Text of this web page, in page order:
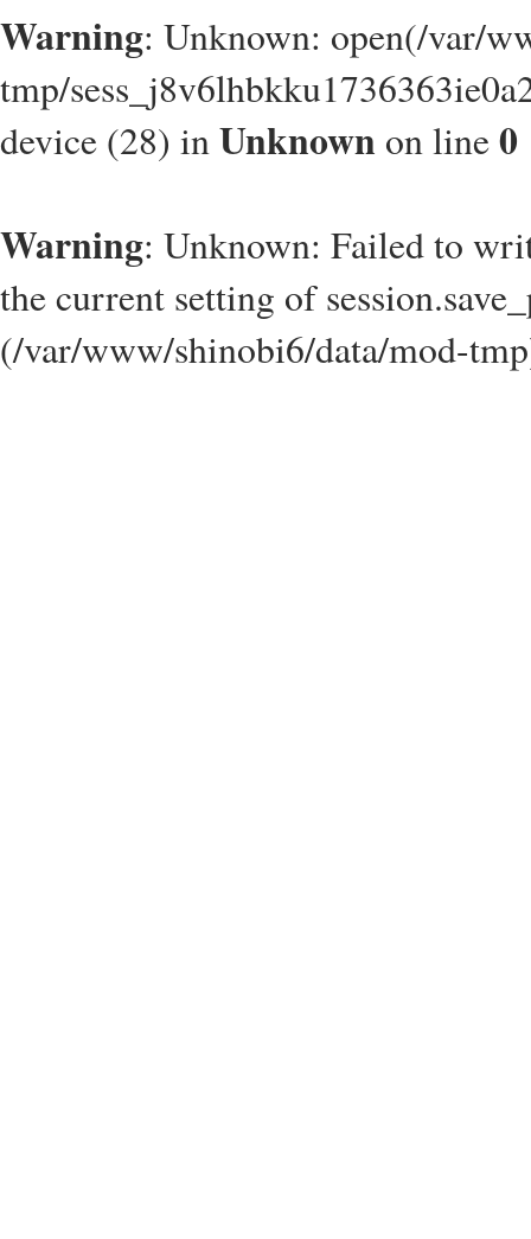
Warning: Unknown: open(/var/
tmp/
device (28) inUnknown on line0
Warning: Unknown: Failed to
the current setting of
(/var/www/shinobi6/data/mod-